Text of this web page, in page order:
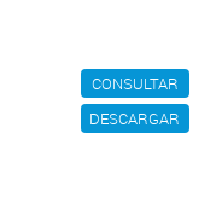
CONSULTAR
DESCARGAR